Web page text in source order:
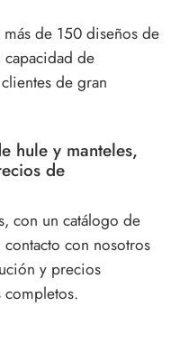
de 150 diseños de
de
de gran
hule y manteles,
de
con un catálogo de
con nosotros
y precios